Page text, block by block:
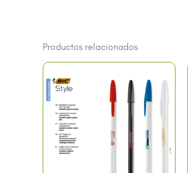
Productos relacionados